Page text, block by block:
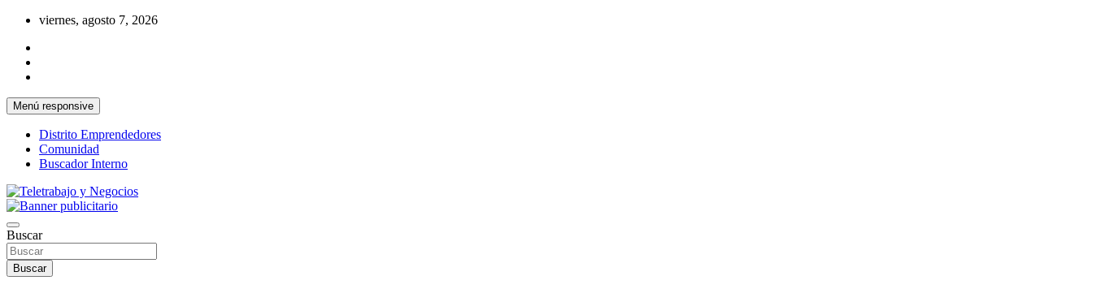
Saltar
contenido
viernes, agosto 7, 2026
Menú responsive
Distrito Emprendedores
Comunidad
Buscador Interno
Teletrabajo y Negocios
Buscar
Buscar